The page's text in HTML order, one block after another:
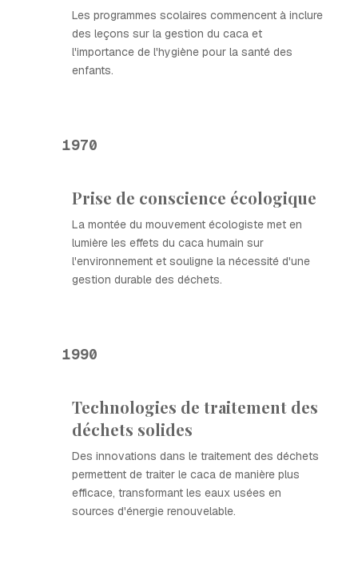
Les programmes scolaires commencent à inclure
des leçons sur la gestion du caca et
l'importance de l'hygiène pour la santé des
enfants.
1970
Prise de conscience écologique
La montée du mouvement écologiste met en
lumière les effets du caca humain sur
l'environnement et souligne la nécessité d'une
gestion durable des déchets.
1990
Technologies de traitement des
déchets solides
Des innovations dans le traitement des déchets
permettent de traiter le caca de manière plus
efficace, transformant les eaux usées en
sources d'énergie renouvelable.